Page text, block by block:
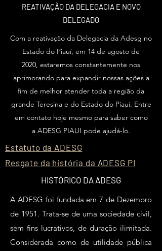
REATIVAÇÃO DA DELEGACIA E NOVO
DELEGADO
Com a reativação da Delegacia da Adesg no
Estado do Piauí, em 14 de agosto de
2020, estaremos constantemente nos
aprimorando para expandir nossas ações a
fim de melhor atender toda a região da
grande Teresina e do Estado do Piauí. Entre
em contato hoje mesmo para saber como
a ADESG PIAUI pode ajudá-lo.
Estatuto da ADESG
Resgate da história da ADESG PI
HISTÓRICO DA ADESG
A ADESG foi fundada em 7 de Dezembro
de 1951. Trata-se de uma sociedade civil,
sem fins lucrativos, de duração ilimitada.
Considerada como de utilidade pública